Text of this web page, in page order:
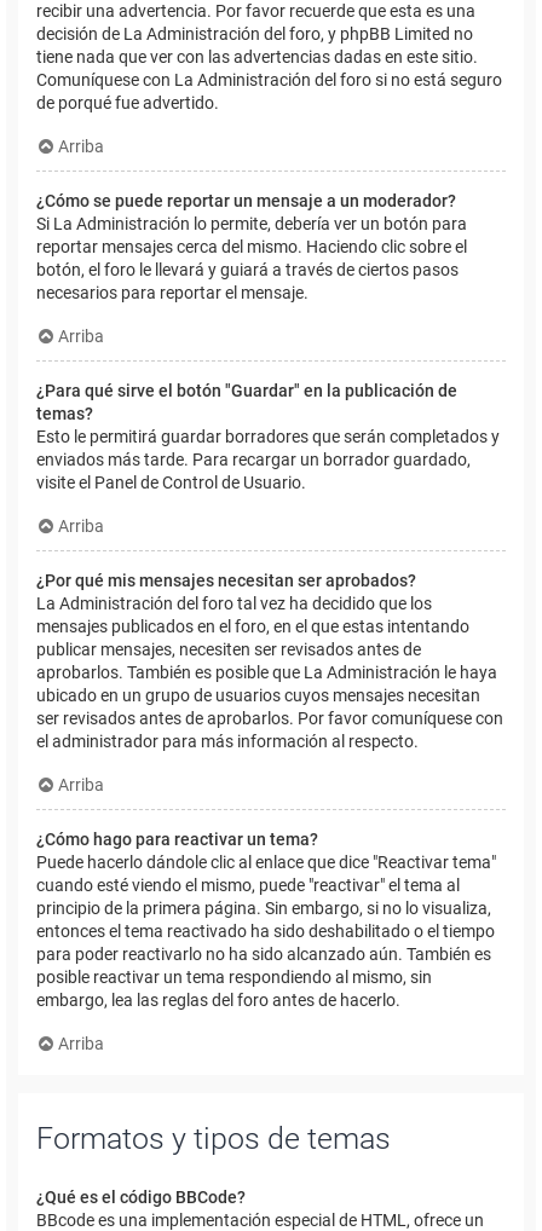
recibir una advertencia. Por favor recuerde que esta es una
decisión de La Administración del foro, y phpBB Limited no
tiene nada que ver con las advertencias dadas en este sitio.
Comuníquese con La Administración del foro si no está seguro
de porqué fue advertido.
Arriba
¿Cómo se puede reportar un mensaje a un moderador?
Si La Administración lo permite, debería ver un botón para
reportar mensajes cerca del mismo. Haciendo clic sobre el
botón, el foro le llevará y guiará a través de ciertos pasos
necesarios para reportar el mensaje.
Arriba
¿Para qué sirve el botón "Guardar" en la publicación de
temas?
Esto le permitirá guardar borradores que serán completados y
enviados más tarde. Para recargar un borrador guardado,
visite el Panel de Control de Usuario.
Arriba
¿Por qué mis mensajes necesitan ser aprobados?
La Administración del foro tal vez ha decidido que los
mensajes publicados en el foro, en el que estas intentando
publicar mensajes, necesiten ser revisados antes de
aprobarlos. También es posible que La Administración le haya
ubicado en un grupo de usuarios cuyos mensajes necesitan
ser revisados antes de aprobarlos. Por favor comuníquese con
el administrador para más información al respecto.
Arriba
¿Cómo hago para reactivar un tema?
Puede hacerlo dándole clic al enlace que dice "Reactivar tema"
cuando esté viendo el mismo, puede "reactivar" el tema al
principio de la primera página. Sin embargo, si no lo visualiza,
entonces el tema reactivado ha sido deshabilitado o el tiempo
para poder reactivarlo no ha sido alcanzado aún. También es
posible reactivar un tema respondiendo al mismo, sin
embargo, lea las reglas del foro antes de hacerlo.
Arriba
Formatos y tipos de temas
¿Qué es el código BBCode?
BBcode es una implementación especial de HTML, ofrece un